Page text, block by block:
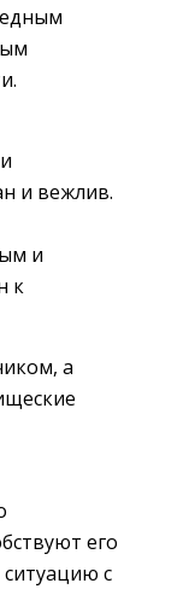
и вежлив.
и
к
а
его
с